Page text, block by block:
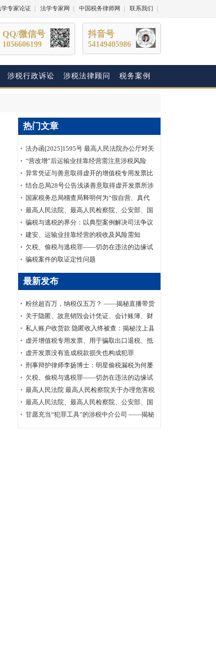
学专家论证 法学专家网 中国税务律师网 联系我们
QQ/微信号
1056606199
抖音号
54149405986
涉税行政诉讼 涉税法律顾问 税务案例
热门文章
法办函[2025]1595号 最高人民法院办公厅对关
于明确虚开增值税专用发票“虚抵进项税额”行
为性质建议的答复
“营改增”后运输业挂靠经营需注意涉税风险
异常凭证与善意取得虚开的增值税专用发票比
较分析
结合总局28号公告浅谈善意取得虚开发票所涉
及的企业所得税如何处理？
国家税务总局稽查局释明何为“假自营、真代
理”
最高人民法院、最高人民检察院、公安部、国
家安全部、司法部印发《关于适用认罪认罚从
宽制度的指导意见》的通知
骗税与逃税的界分：以典型案例解决司法争议
建安、运输业挂靠经营的税收及风险需知
欠税、偷税与逃税罪——切勿在违法的边缘试
探
骗税案件的取证定性问题
最新发布
粉丝超百万，纳税仅五万？ ——揭秘直播带货
主播李呈祥隐匿收入偷税案件
关于隐匿、故意销毁会计凭证、会计账簿、财
务会计报告罪司法适用的实证研究
私人账户收货款 隐匿收入终被查：揭秘汶上县
鑫福黄金珠宝店偷逃消费税案件
虚开增值税专用发票、用于骗取出口退税、抵
扣税款发票罪刑事辩护案
虚开发票没有造成税款损失也构成犯罪
刑事辩护律师李扬博士：明星偷税漏税为何屡
禁不止？
欠税、偷税与逃税罪——切勿在违法的边缘试
探
最高人民法院 最高人民检察院关于办理危害税
收征管刑事案件适用法律若干问题的解释
最高人民法院、最高人民检察院、公安部、国
家安全部、司法部印发《关于适用认罪认罚从
宽制度的指导意见》的通知
甘愿充当“犯罪工具”的涉税中介公司 ——揭秘
涉税中介福州金汇鑫财税咨询有限公司帮助其